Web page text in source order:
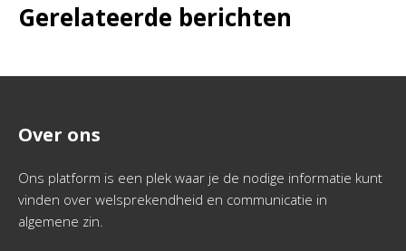
Gerelateerde berichten
Over ons
Ons platform is een plek waar je de nodige informatie kunt
vinden over welsprekendheid en communicatie in
algemene zin.